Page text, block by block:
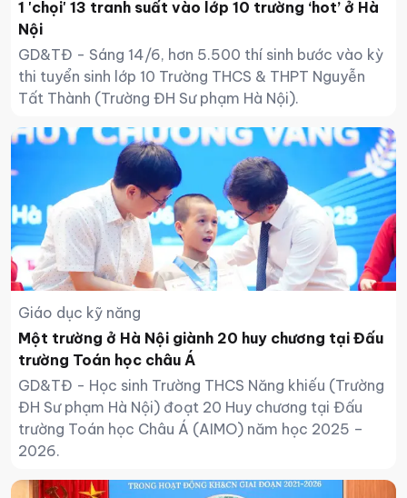
1 'chọi' 13 tranh suất vào lớp 10 trường ‘hot’ ở Hà
Nội
GD&TĐ - Sáng 14/6, hơn 5.500 thí sinh bước vào kỳ
thi tuyển sinh lớp 10 Trường THCS & THPT Nguyễn
Tất Thành (Trường ĐH Sư phạm Hà Nội).
Giáo dục kỹ năng
Một trường ở Hà Nội giành 20 huy chương tại Đấu
trường Toán học châu Á
GD&TĐ - Học sinh Trường THCS Năng khiếu (Trường
ĐH Sư phạm Hà Nội) đoạt 20 Huy chương tại Đấu
trường Toán học Châu Á (AIMO) năm học 2025 –
2026.